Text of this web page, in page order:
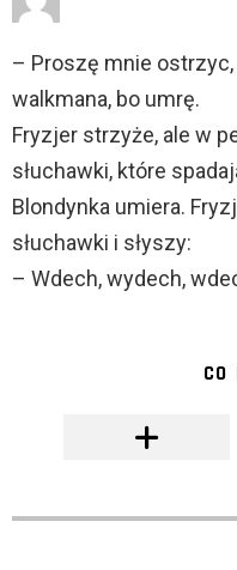
– Proszę mnie
walkmana, bo umrę.
Fryzjer strzyże, ale w
słuchawki, które
Blondynka umiera.
słuchawki i słyszy:
– Wdech, wydech,